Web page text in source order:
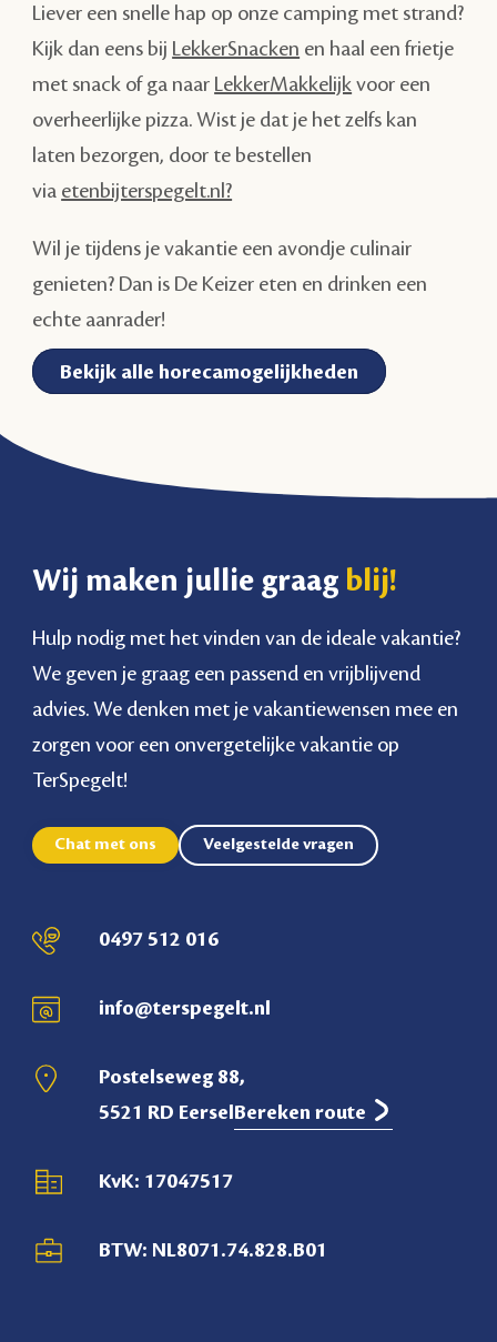
Liever een snelle hap op onze camping met strand?
Kijk dan eens bij LekkerSnacken en haal een frietje
met snack of ga naar LekkerMakkelijk voor een
overheerlijke pizza. Wist je dat je het zelfs kan
laten bezorgen, door te bestellen
via etenbijterspegelt.nl?
Wil je tijdens je vakantie een avondje culinair
genieten? Dan is De Keizer eten en drinken een
echte aanrader!
Bekijk alle horecamogelijkheden
Wij maken jullie graag blij!
Hulp nodig met het vinden van de ideale vakantie?
We geven je graag een passend en vrijblijvend
advies. We denken met je vakantiewensen mee en
zorgen voor een onvergetelijke vakantie op
TerSpegelt!
Chat met ons Veelgestelde vragen
0497 512 016
info@terspegelt.nl
Postelseweg 88,
5521 RD EerselBereken route
KvK: 17047517
BTW: NL8071.74.828.B01